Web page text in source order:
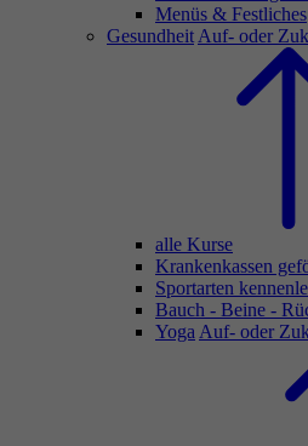
Menüs & Festliches
Gesundheit Auf- oder
alle Kurse
Krankenkassen
Sportarten
Bauch - Beine -
Yoga Auf- oder